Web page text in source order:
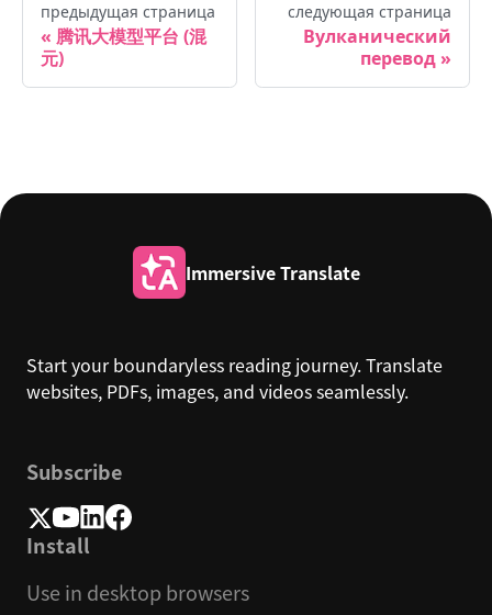
предыдущая страница
腾讯大模型平台 (混
元)
следующая страница
Вулканический
перевод
Immersive Translate
Start your boundaryless reading journey. Translate
websites, PDFs, images, and videos seamlessly.
Subscribe
Install
Use in desktop browsers